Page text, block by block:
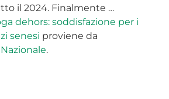
il 2024. Finalmente …
dehors: soddisfazione per i
senesi proviene da
.